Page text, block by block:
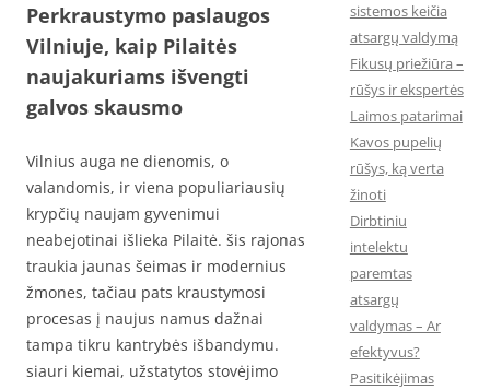
Perkraustymo paslaugos
Vilniuje, kaip Pilaitės
naujakuriams išvengti
galvos skausmo
Vilnius auga ne dienomis, o
valandomis, ir viena populiariausių
krypčių naujam gyvenimui
neabejotinai išlieka Pilaitė. šis rajonas
traukia jaunas šeimas ir modernius
žmones, tačiau pats kraustymosi
procesas į naujus namus dažnai
tampa tikru kantrybės išbandymu.
siauri kiemai, užstatytos stovėjimo
sistemos keičia
atsargų valdymą
Fikusų priežiūra –
rūšys ir ekspertės
Laimos patarimai
Kavos pupelių
rūšys, ką verta
žinoti
Dirbtiniu
intelektu
paremtas
atsargų
valdymas – Ar
efektyvus?
Pasitikėjimas